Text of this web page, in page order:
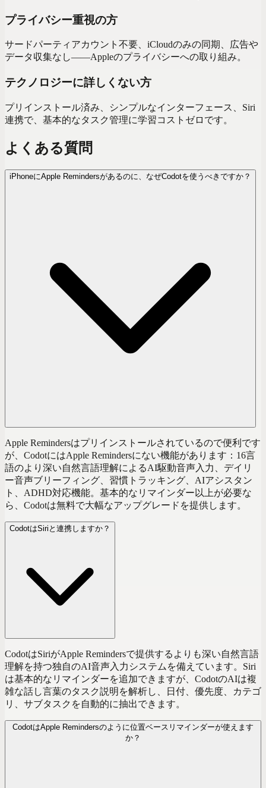
プライバシー重視の方
サードパーティアカウント不要、iCloudのみの同期、広告や
データ収集なし——Appleのプライバシーへの取り組み。
テクノロジーに詳しくない方
プリインストール済み、シンプルなインターフェース、Siri
連携で、基本的なタスク管理に学習コストゼロです。
よくある質問
iPhoneにApple Remindersがあるのに、なぜCodotを使うべきですか？
Apple Remindersはプリインストールされているので便利です
が、CodotにはApple Remindersにない機能があります：16言
語のより深い自然言語理解によるAI駆動音声入力、デイリ
ー音声ブリーフィング、習慣トラッキング、AIアシスタン
ト、ADHD対応機能。基本的なリマインダー以上が必要な
ら、Codotは無料で大幅なアップグレードを提供します。
CodotはSiriと連携しますか？
CodotはSiriがApple Remindersで提供するよりも深い自然言語
理解を持つ独自のAI音声入力システムを備えています。Siri
は基本的なリマインダーを追加できますが、CodotのAIは複
雑な話し言葉のタスク説明を解析し、日付、優先度、カテゴ
リ、サブタスクを自動的に抽出できます。
CodotはApple Remindersのように位置ベースリマインダーが使えます
か？